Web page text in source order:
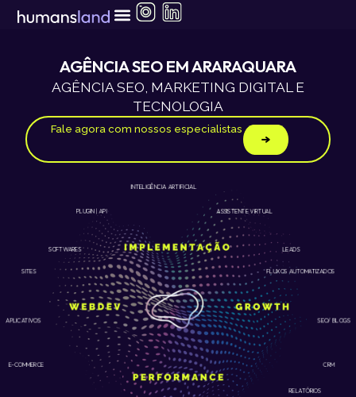
para
AGÊNCIA SEO EM ARARAQUARA
AGÊNCIA SEO, MARKETING DIGITAL E
TECNOLOGIA
Fale agora com nossos especialistas
APLICATIVOS
SITES
E-COMMERCE CRM
RELATÓRIOS
SEO/ BLOGS
FLUXOS AUTOMATIZADOS
INTELIGÊNCIA ARTIFICIAL
PLUGIN | API
SOFTWARES
ASSISTENTE VIRTUAL
LEADS